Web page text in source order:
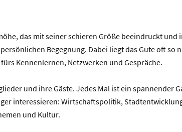
das mit seiner schieren Größe beeindruckt und
Begegnung. Dabei liegt das Gute oft so
Kennenlernen, Netzwerken und Gespräche.
und ihre Gäste. Jedes Mal ist ein spannender
interessieren: Wirtschaftspolitik,
und Kultur.